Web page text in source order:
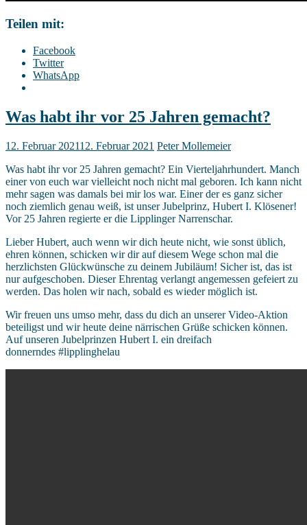
Teilen mit:
Facebook
Twitter
WhatsApp
Was habt ihr vor 25 Jahren gemacht?
12. Februar 202112. Februar 2021 Peter Mollemeier
Was habt ihr vor 25 Jahren gemacht? Ein Vierteljahrhundert. Manch
einer von euch war vielleicht noch nicht mal geboren. Ich kann nicht
mehr sagen was damals bei mir los war. Einer der es ganz sicher
noch ziemlich genau weiß, ist unser Jubelprinz, Hubert I. Klösener!
Vor 25 Jahren regierte er die Lipplinger Narrenschar.
Lieber Hubert, auch wenn wir dich heute nicht, wie sonst üblich,
ehren können, schicken wir dir auf diesem Wege schon mal die
herzlichsten Glückwünsche zu deinem Jubiläum! Sicher ist, das ist
nur aufgeschoben. Dieser Ehrentag verlangt angemessen gefeiert zu
werden. Das holen wir nach, sobald es wieder möglich ist.
Wir freuen uns umso mehr, dass du dich an unserer Video-Aktion
beteiligst und wir heute deine närrischen Grüße schicken können.
Auf unseren Jubelprinzen Hubert I. ein dreifach
donnerndes #lipplinghelau